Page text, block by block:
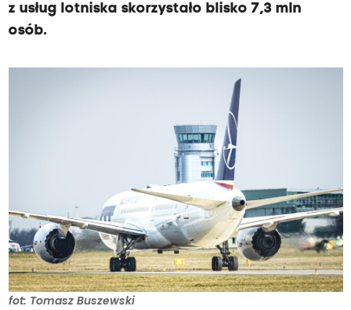
z usług lotniska skorzystało blisko 7,3 mln
osób.
fot: Tomasz Buszewski